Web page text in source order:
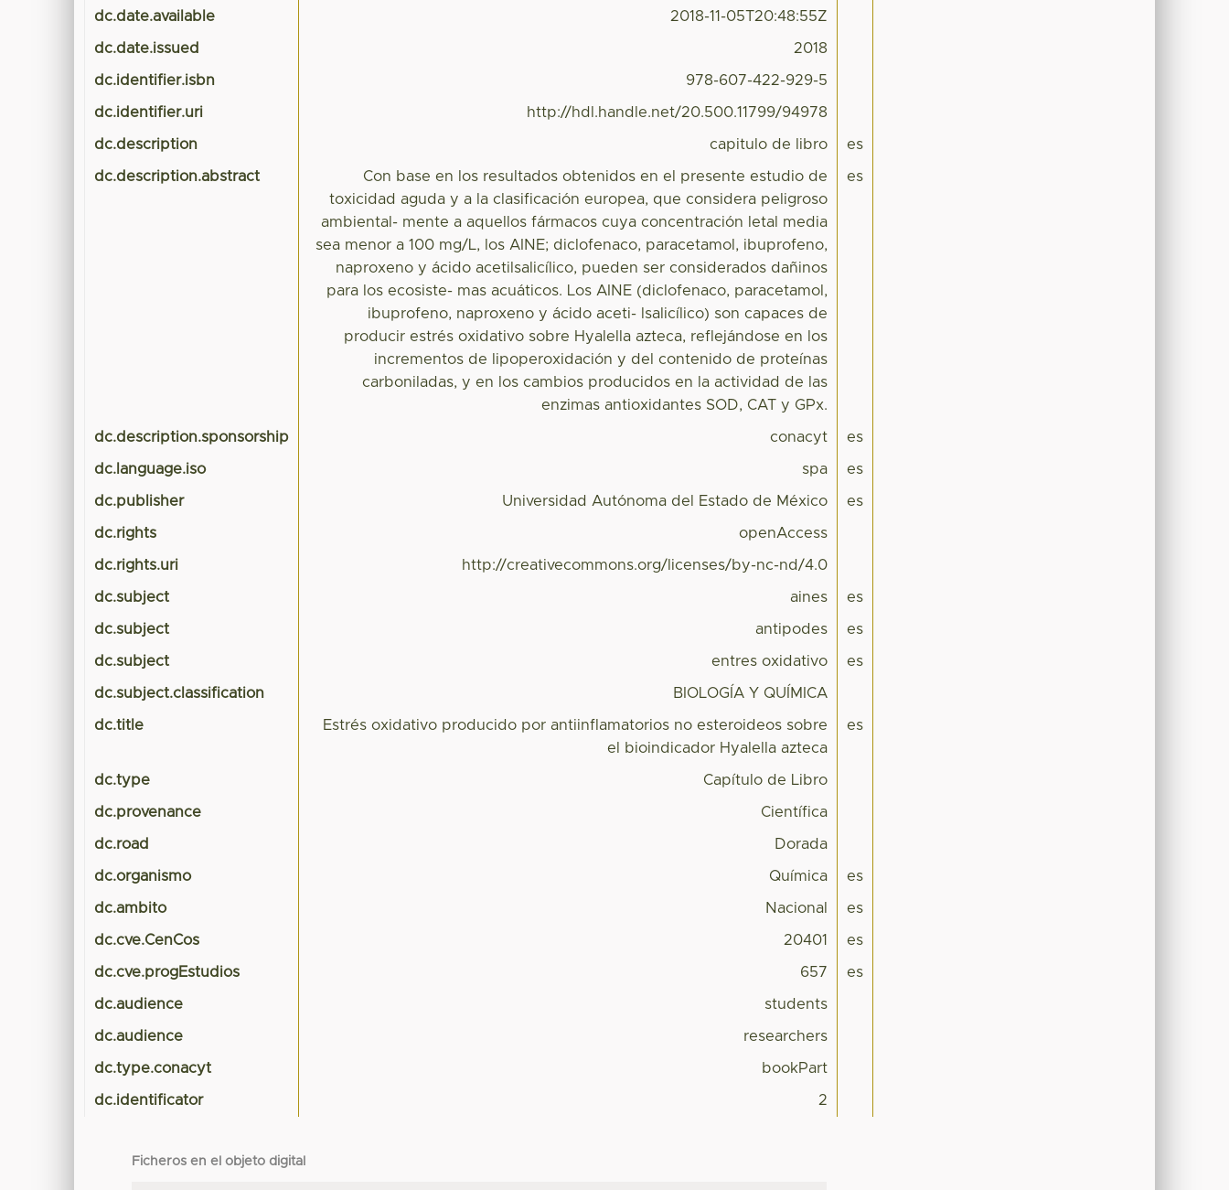
dc.date.available 2018-11-05T20:48:55Z
dc.date.issued 2018
dc.identifier.isbn 978-607-422-929-5
dc.identifier.uri http://hdl.handle.net/20.500.11799/94978
dc.description capitulo de libro es
dc.description.abstract
Con base en los resultados obtenidos en el presente estudio de
toxicidad aguda y a la clasificación europea, que considera peligroso
ambiental- mente a aquellos fármacos cuya concentración letal media
sea menor a 100 mg/L, los AINE; diclofenaco, paracetamol, ibuprofeno,
naproxeno y ácido acetilsalicílico, pueden ser considerados dañinos
para los ecosiste- mas acuáticos. Los AINE (diclofenaco, paracetamol,
ibuprofeno, naproxeno y ácido aceti- lsalicílico) son capaces de
producir estrés oxidativo sobre Hyalella azteca, reflejándose en los
incrementos de lipoperoxidación y del contenido de proteínas
carboniladas, y en los cambios producidos en la actividad de las
enzimas antioxidantes SOD, CAT y GPx.
es
dc.description.sponsorship conacyt es
dc.language.iso spa es
dc.publisher Universidad Autónoma del Estado de México es
dc.rights openAccess
dc.rights.uri http://creativecommons.org/licenses/by-nc-nd/4.0
dc.subject aines es
dc.subject antipodes es
dc.subject entres oxidativo es
dc.subject.classification BIOLOGÍA Y QUÍMICA
dc.title
Estrés oxidativo producido por antiinflamatorios no esteroideos sobre
el bioindicador Hyalella azteca
es
dc.type Capítulo de Libro
dc.provenance Científica
dc.road Dorada
dc.organismo Química es
dc.ambito Nacional es
dc.cve.CenCos 20401 es
dc.cve.progEstudios 657 es
dc.audience students
dc.audience researchers
dc.type.conacyt bookPart
dc.identificator 2
Ficheros en el objeto digital